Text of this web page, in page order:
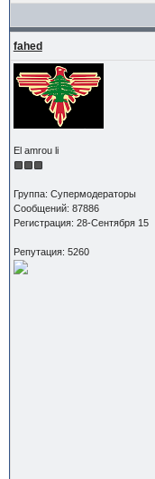
fahed
El amrou li
Группа: Супермодераторы
Сообщений: 87886
Регистрация: 28-Сентября 15
Репутация: 5260